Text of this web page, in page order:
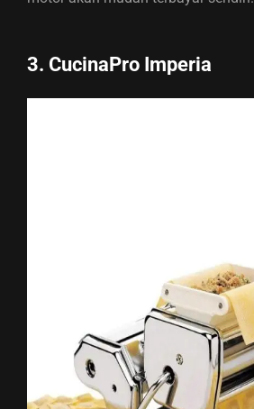
3. CucinaPro Imperia